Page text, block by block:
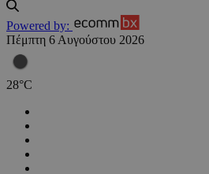
Powered by:
Πέμπτη 6 Αυγούστου 2026
28°C